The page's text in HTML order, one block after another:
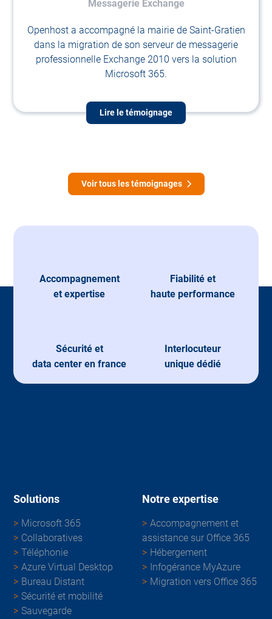
Messagerie Exchange
Openhost a accompagné la mairie de Saint-Gratien
dans la migration de son serveur de messagerie
professionnelle Exchange 2010 vers la solution
Microsoft 365.
Lire le témoignage
Voir tous les témoignages
Accompagnement
et expertise
Fiabilité et
haute performance
Sécurité et
data center en france
Interlocuteur
unique dédié
Solutions
Microsoft 365
Collaboratives
Téléphonie
Azure Virtual Desktop
Bureau Distant
Sécurité et mobilité
Sauvegarde
Notre expertise
Accompagnement et
assistance sur Office 365
Hébergement
Infogérance MyAzure
Migration vers Office 365